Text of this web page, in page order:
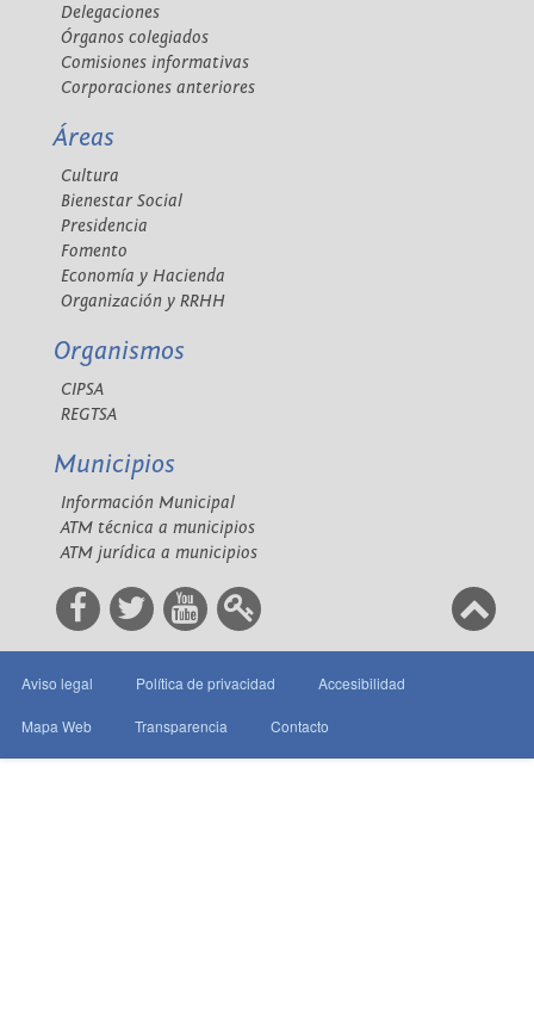
Delegaciones
Órganos colegiados
Comisiones informativas
Corporaciones anteriores
Áreas
Cultura
Bienestar Social
Presidencia
Fomento
Economía y Hacienda
Organización y RRHH
Organismos
CIPSA
REGTSA
Municipios
Información Municipal
ATM técnica a municipios
ATM jurídica a municipios
Aviso legal Política de privacidad Accesibilidad
Mapa Web Transparencia Contacto